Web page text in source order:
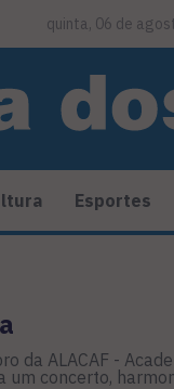
quinta, 06 de
Esportes
da ALACAF -
concerto,